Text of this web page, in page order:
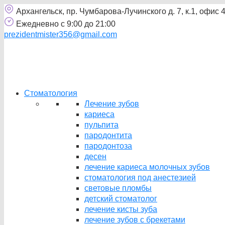
Архангельск, пр. Чумбарова-Лучинского д. 7, к.1, офис
Ежедневно с 9:00 до 21:00
prezidentmister356@gmail.com
Стоматология
Лечение зубов
кариеса
пульпита
пародонтита
пародонтоза
десен
лечение кариеса молочных зубов
стоматология под анестезией
световые пломбы
детский стоматолог
лечение кисты зуба
лечение зубов с брекетами